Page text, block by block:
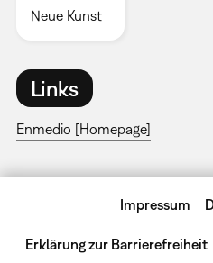
Neue Kunst
Links
Enmedio [Homepage]
Impressum
Erklärung zur Barrierefreiheit